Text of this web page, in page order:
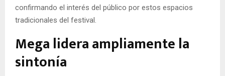
confirmando el interés del público por estos espacios
tradicionales del festival.
Mega lidera ampliamente la
sintonía